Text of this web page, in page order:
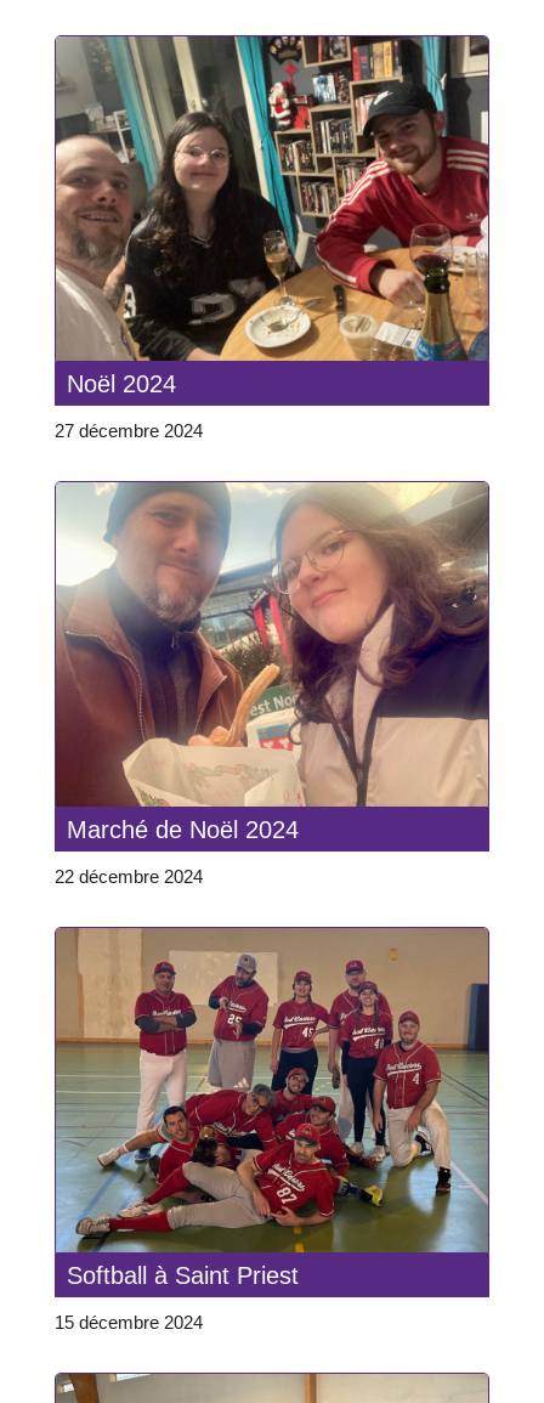
Noël 2024
27 décembre 2024
Marché de Noël 2024
22 décembre 2024
Softball à Saint Priest
15 décembre 2024